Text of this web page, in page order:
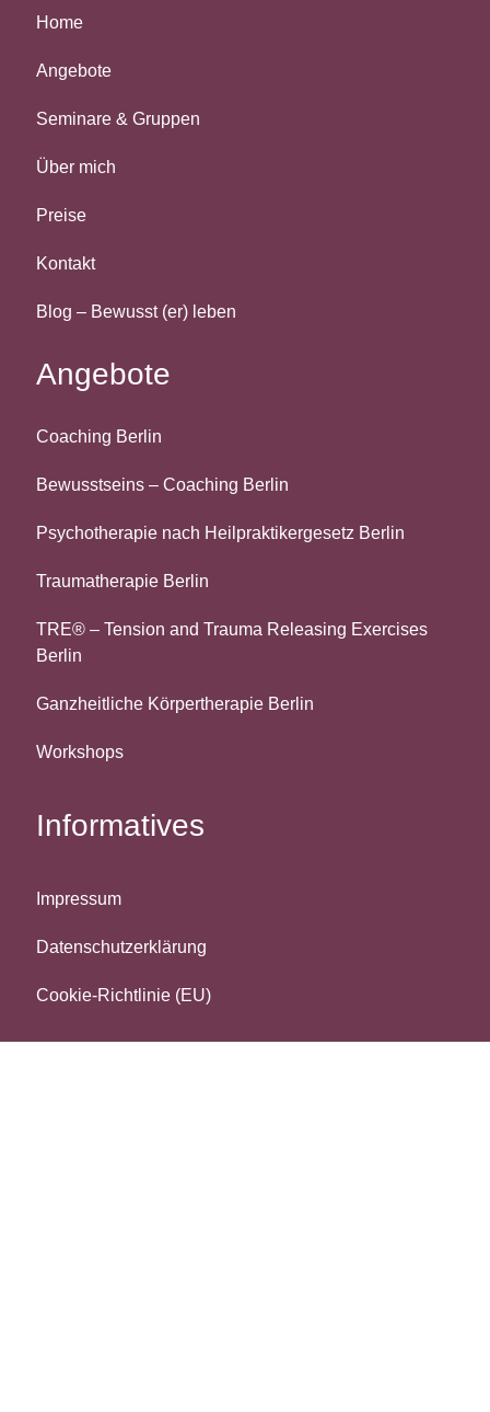
Home
Angebote
Seminare & Gruppen
Über mich
Preise
Kontakt
Blog – Bewusst (er) leben
Angebote
Coaching Berlin
Bewusstseins – Coaching Berlin
Psychotherapie nach Heilpraktikergesetz Berlin
Traumatherapie Berlin
TRE® – Tension and Trauma Releasing Exercises
Berlin
Ganzheitliche Körpertherapie Berlin
Workshops
Informatives
Impressum
Datenschutzerklärung
Cookie-Richtlinie (EU)